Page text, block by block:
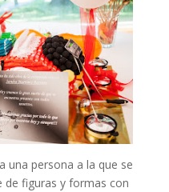
una persona a la que se
de figuras y formas con